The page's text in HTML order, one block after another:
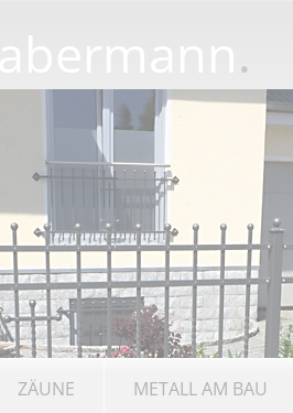
.
ZÄUNE METALL AM BAU